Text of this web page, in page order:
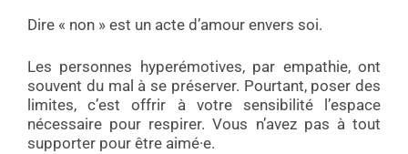
Dire « non » est un acte d’amour envers soi.
Les personnes hyperémotives, par empathie, ont
souvent du mal à se préserver. Pourtant, poser des
limites, c’est offrir à votre sensibilité l’espace
nécessaire pour respirer. Vous n’avez pas à tout
supporter pour être aimé·e.